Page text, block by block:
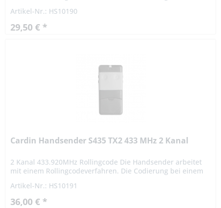
nach...
Artikel-Nr.: HS10190
29,50 € *
Cardin Handsender S435 TX2 433 MHz 2 Kanal
2 Kanal 433.920MHz Rollingcode Die Handsender arbeitet
mit einem Rollingcodeverfahren. Die Codierung bei einem
nach...
Artikel-Nr.: HS10191
36,00 € *